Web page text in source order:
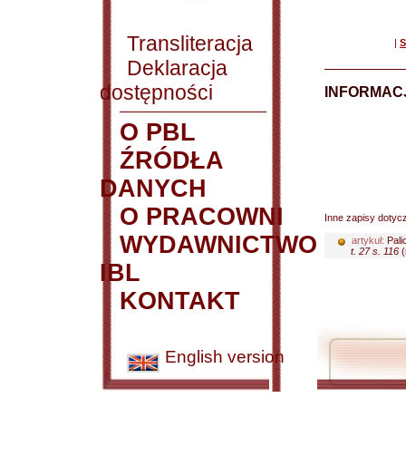
Transliteracja
Deklaracja
dostępności
O PBL
ŹRÓDŁA
DANYCH
O PRACOWNI
WYDAWNICTWO
IBL
KONTAKT
English version
|
Inne zapisy
artykuł:
t. 27 s. 116